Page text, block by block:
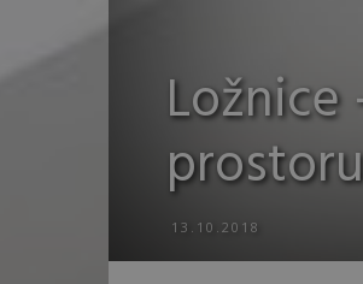
prostoru
13.10.2018